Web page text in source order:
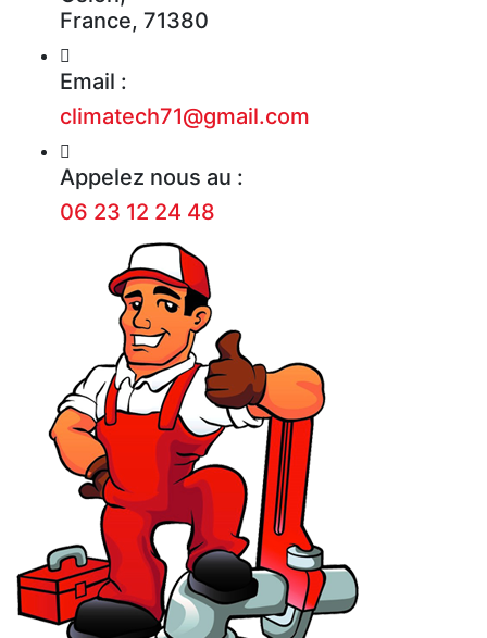
France, 71380
Email :
climatech71@gmail.com
Appelez nous au :
06 23 12 24 48